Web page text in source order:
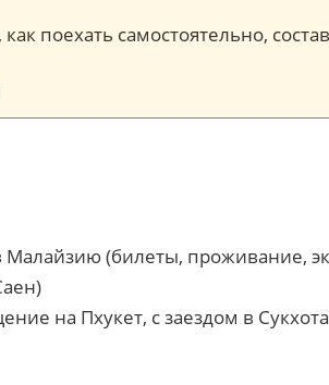
поехать самостоятельно,
Малайзию (билеты, проживание,
на Пхукет, с заездом в